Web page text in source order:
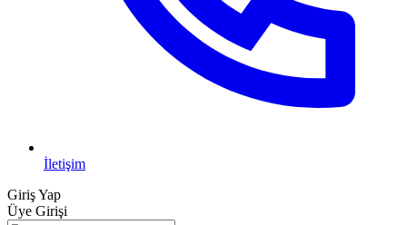
İletişim
Giriş Yap
Üye Girişi